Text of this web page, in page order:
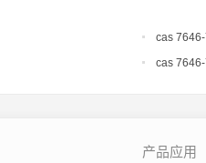
cas
cas
产品应用